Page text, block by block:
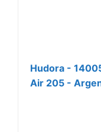
Hudora -
Air 205 -